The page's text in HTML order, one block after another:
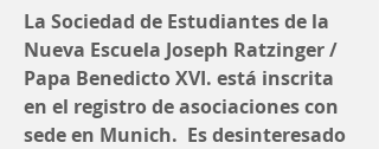
La Sociedad de Estudiantes de la
Nueva Escuela Joseph Ratzinger /
Papa Benedicto XVI. está inscrita
en el registro de asociaciones con
sede en Munich. Es desinteresado